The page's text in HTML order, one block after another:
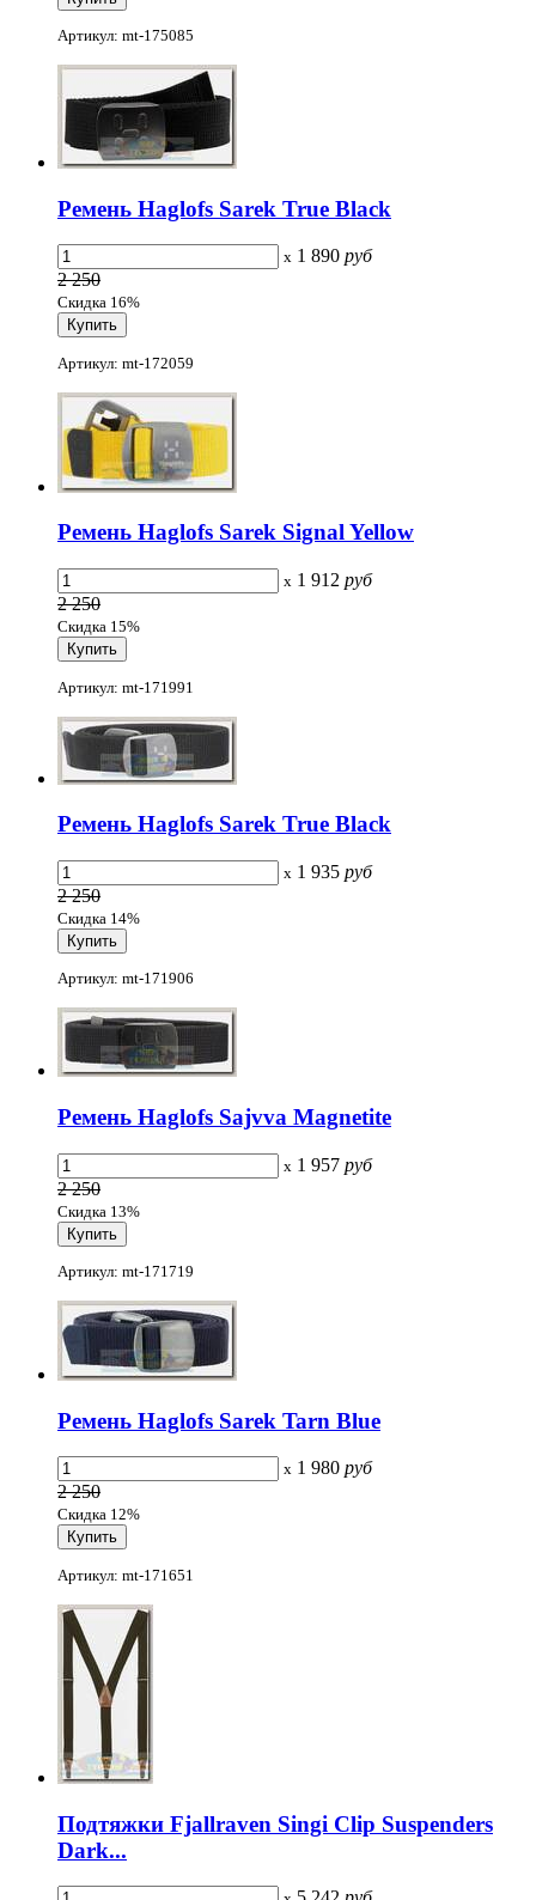
Артикул: mt-175085
Ремень Haglofs Sarek True Black
x 1 890 руб
2 250
Скидка 16%
Артикул: mt-172059
Ремень Haglofs Sarek Signal Yellow
x 1 912 руб
2 250
Скидка 15%
Артикул: mt-171991
Ремень Haglofs Sarek True Black
x 1 935 руб
2 250
Скидка 14%
Артикул: mt-171906
Ремень Haglofs Sajvva Magnetite
x 1 957 руб
2 250
Скидка 13%
Артикул: mt-171719
Ремень Haglofs Sarek Tarn Blue
x 1 980 руб
2 250
Скидка 12%
Артикул: mt-171651
Подтяжки Fjallraven Singi Clip Suspenders
Dark...